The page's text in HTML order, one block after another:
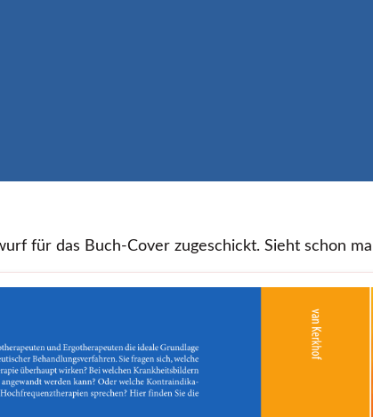
für das Buch-Cover zugeschickt. Sieht schon